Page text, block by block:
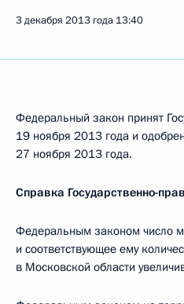
3 декабря 2013 года 13:40
Федеральный закон принят
19 ноября 2013 года и
27 ноября 2013 года.
Справка Государственно-
Федеральным законом число
и соответствующее ему
в Московской области